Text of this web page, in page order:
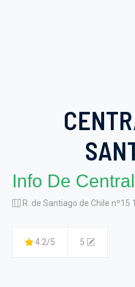
Info De
R. de Santiago de Chile
4.2/5 5